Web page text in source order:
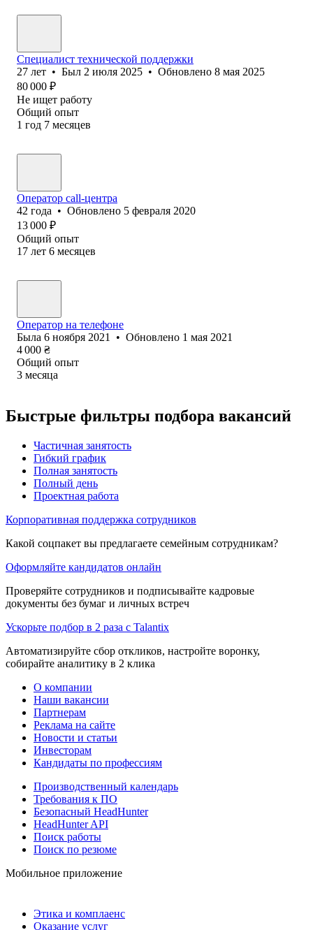
Специалист технической поддержки
27 лет • Был 2 июля 2025 • Обновлено 8 мая 2025
80 000 ₽
Не ищет работу
Общий опыт
1 год 7 месяцев
Оператор call-центра
42 года • Обновлено 5 февраля 2020
13 000 ₽
Общий опыт
17 лет 6 месяцев
Оператор на телефоне
Была 6 ноября 2021 • Обновлено 1 мая 2021
4 000 ₴
Общий опыт
3 месяца
Быстрые фильтры подбора вакансий
Частичная занятость
Гибкий график
Полная занятость
Полный день
Проектная работа
Корпоративная поддержка сотрудников
Какой соцпакет вы предлагаете семейным сотрудникам?
Оформляйте кандидатов онлайн
Проверяйте сотрудников и подписывайте кадровые
документы без бумаг и личных встреч
Ускорьте подбор в 2 раза с Talantix
Автоматизируйте сбор откликов, настройте воронку,
собирайте аналитику в 2 клика
О компании
Наши вакансии
Партнерам
Реклама на сайте
Новости и статьи
Инвесторам
Кандидаты по профессиям
Производственный календарь
Требования к ПО
Безопасный HeadHunter
HeadHunter API
Поиск работы
Поиск по резюме
Мобильное приложение
Этика и комплаенс
Оказание услуг